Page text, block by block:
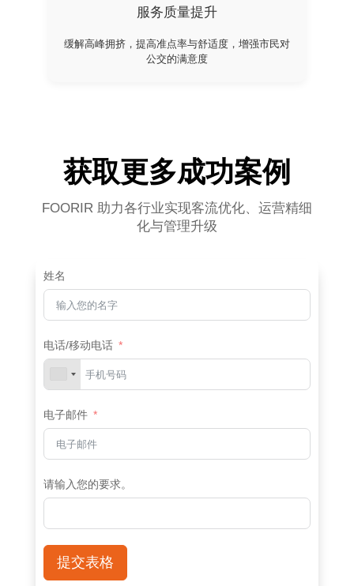
服务质量提升
缓解高峰拥挤，提高准点率与舒适度，增强市民对
公交的满意度
获取更多成功案例
FOORIR 助力各行业实现客流优化、运营精细
化与管理升级
姓名
电话/移动电话
电子邮件
请输入您的要求。
提交表格